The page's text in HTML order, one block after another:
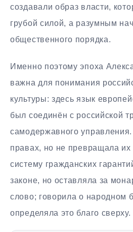
создавали образ власти,
грубой силой, а разумным
общественного порядка.
Именно поэтому эпоха
важна для понимания
культуры: здесь язык
был соединён с российской
самодержавного
правах, но не превращала их
систему гражданских
законе, но оставляла за
слово; говорила о народном
определяла это благо сверху.